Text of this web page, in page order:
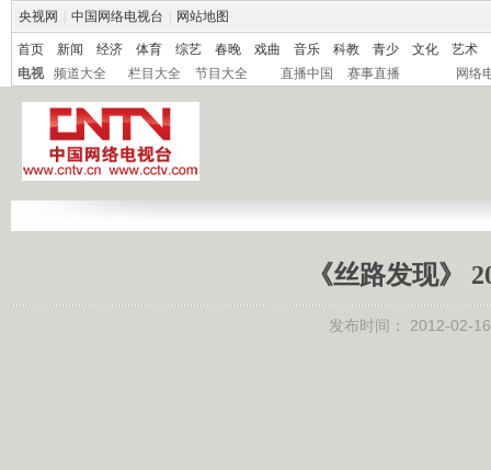
央视网 中国网络电视台 网站地图
首页 新闻 经济 体育 综艺 春晚 戏曲 音乐 科教 青少 文化
艺术
电视
频道大全 栏目大全 节目大全 直播中国 赛事直播 网络
《丝路发现》
发布时间： 2012-02-